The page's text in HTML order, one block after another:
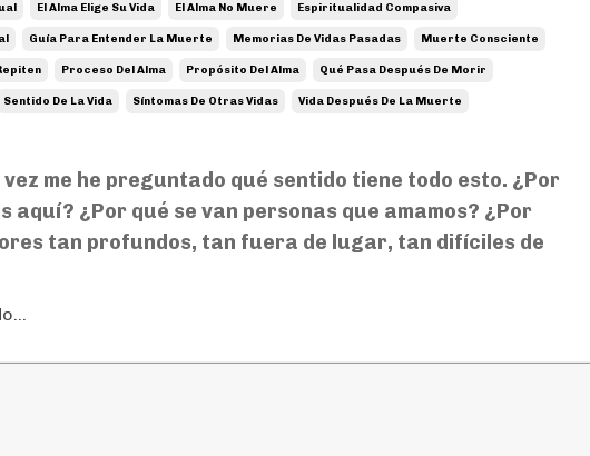
El Alma Elige Su Vida El Alma No Muere Espiritualidad Compasiva
Guía Para Entender La Muerte Memorias De Vidas Pasadas Muerte Consciente
Proceso Del Alma Propósito Del Alma Qué Pasa Después De Morir
Sentido De La Vida Síntomas De Otras Vidas Vida Después De La Muerte
me he preguntado qué sentido tiene todo esto. ¿Por
aquí? ¿Por qué se van personas que amamos? ¿Por
tan profundos, tan fuera de lugar, tan difíciles de